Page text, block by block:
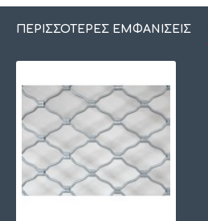
ΠΕΡΙΣΣΌΤΕΡΕΣ ΕΜΦΑΝΊΣΕΙΣ